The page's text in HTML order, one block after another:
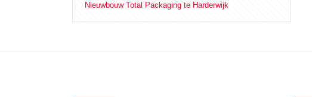
Nieuwbouw Total Packaging te Harderwijk